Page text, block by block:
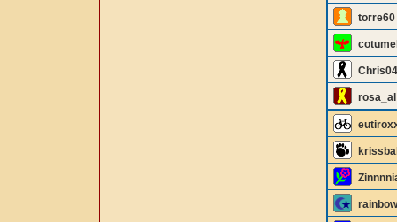
torre60
Chris04
rosa_al